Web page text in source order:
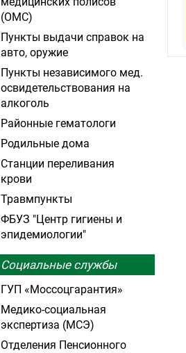
(ОМС)
Пункты выдачи справок на
авто, оружие
Пункты независимого мед.
освидетельствования на
алкоголь
Районные гематологи
Родильные дома
Станции переливания
крови
Травмпункты
ФБУЗ "Центр гигиены и
эпидемиологии"
Социальные службы
ГУП «Моссоцгарантия»
Медико-социальная
экспертиза (МСЭ)
Отделения Пенсионного